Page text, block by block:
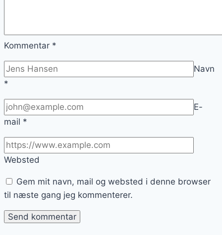
Kommentar *
Navn
*
E-
mail *
Websted
Gem mit navn, mail og websted i denne browser
til næste gang jeg kommenterer.